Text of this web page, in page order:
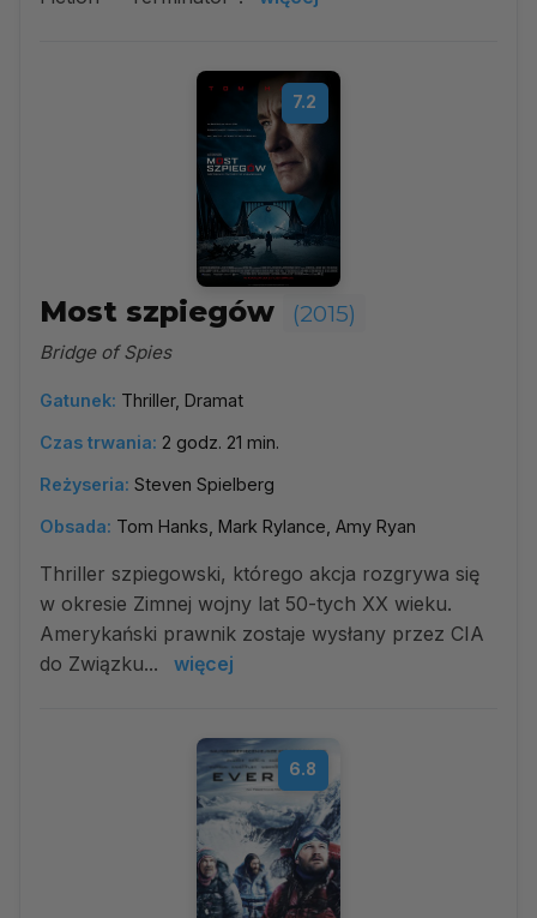
7.2
Most szpiegów (2015)
Bridge of Spies
Gatunek: Thriller, Dramat
Czas trwania: 2 godz. 21 min.
Reżyseria: Steven Spielberg
Obsada: Tom Hanks, Mark Rylance, Amy Ryan
Thriller szpiegowski, którego akcja rozgrywa się
w okresie Zimnej wojny lat 50-tych XX wieku.
Amerykański prawnik zostaje wysłany przez CIA
do Związku...
więcej
6.8